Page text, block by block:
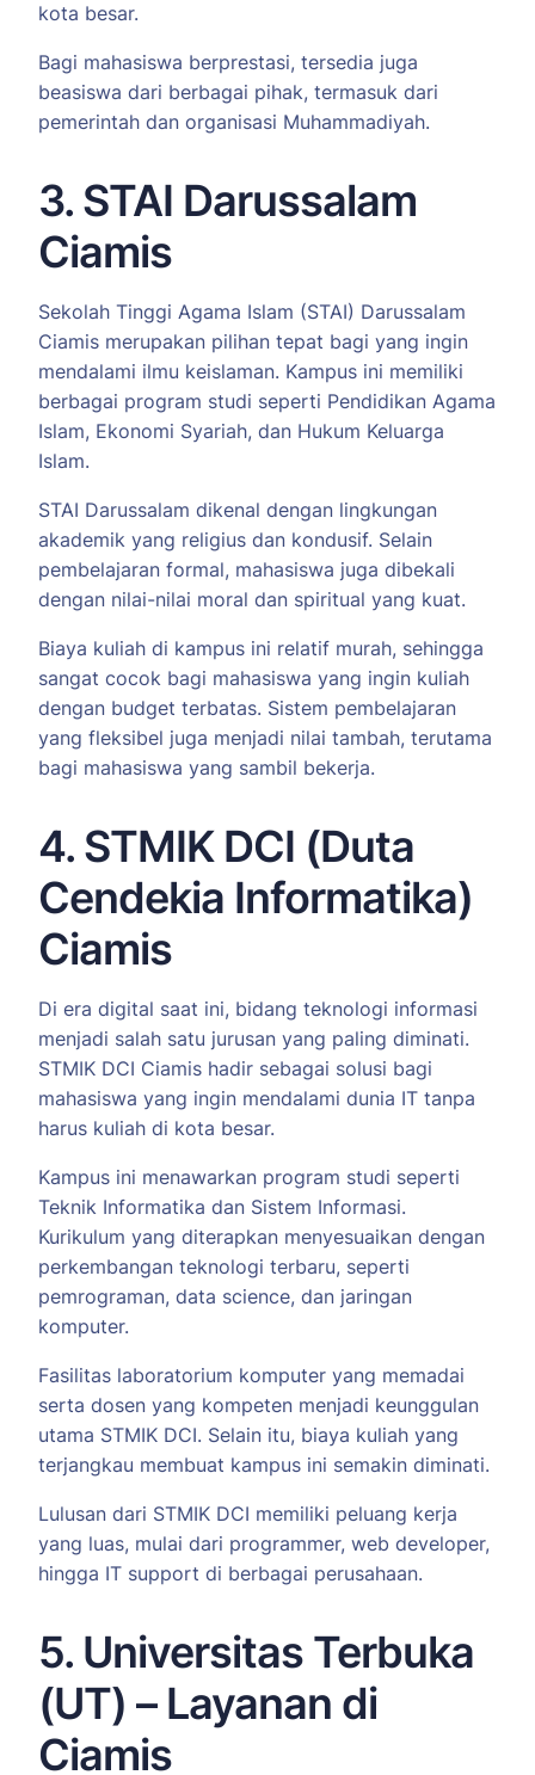
kota besar.
Bagi mahasiswa berprestasi, tersedia juga
beasiswa dari berbagai pihak, termasuk dari
pemerintah dan organisasi Muhammadiyah.
3. STAI Darussalam
Ciamis
Sekolah Tinggi Agama Islam (STAI) Darussalam
Ciamis merupakan pilihan tepat bagi yang ingin
mendalami ilmu keislaman. Kampus ini memiliki
berbagai program studi seperti Pendidikan Agama
Islam, Ekonomi Syariah, dan Hukum Keluarga
Islam.
STAI Darussalam dikenal dengan lingkungan
akademik yang religius dan kondusif. Selain
pembelajaran formal, mahasiswa juga dibekali
dengan nilai-nilai moral dan spiritual yang kuat.
Biaya kuliah di kampus ini relatif murah, sehingga
sangat cocok bagi mahasiswa yang ingin kuliah
dengan budget terbatas. Sistem pembelajaran
yang fleksibel juga menjadi nilai tambah, terutama
bagi mahasiswa yang sambil bekerja.
4. STMIK DCI (Duta
Cendekia Informatika)
Ciamis
Di era digital saat ini, bidang teknologi informasi
menjadi salah satu jurusan yang paling diminati.
STMIK DCI Ciamis hadir sebagai solusi bagi
mahasiswa yang ingin mendalami dunia IT tanpa
harus kuliah di kota besar.
Kampus ini menawarkan program studi seperti
Teknik Informatika dan Sistem Informasi.
Kurikulum yang diterapkan menyesuaikan dengan
perkembangan teknologi terbaru, seperti
pemrograman, data science, dan jaringan
komputer.
Fasilitas laboratorium komputer yang memadai
serta dosen yang kompeten menjadi keunggulan
utama STMIK DCI. Selain itu, biaya kuliah yang
terjangkau membuat kampus ini semakin diminati.
Lulusan dari STMIK DCI memiliki peluang kerja
yang luas, mulai dari programmer, web developer,
hingga IT support di berbagai perusahaan.
5. Universitas Terbuka
(UT) – Layanan di
Ciamis